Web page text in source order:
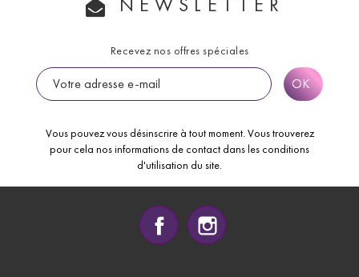
Recevez nos offres spéciales
Vous pouvez vous désinscrire à tout moment. Vous trouverez
pour cela nos informations de contact dans les conditions
d'utilisation du site.
Facebook